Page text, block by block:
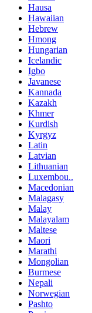
Hausa
Hawaiian
Hebrew
Hmong
Hungarian
Icelandic
Igbo
Javanese
Kannada
Kazakh
Khmer
Kurdish
Kyrgyz
Latin
Latvian
Lithuanian
Luxembou..
Macedonian
Malagasy
Malay
Malayalam
Maltese
Maori
Marathi
Mongolian
Burmese
Nepali
Norwegian
Pashto